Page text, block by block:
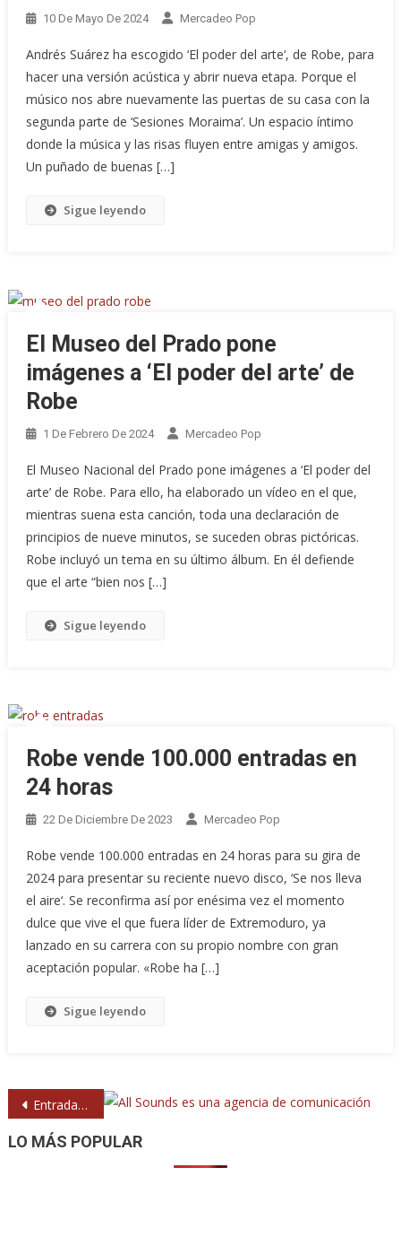
10 De Mayo De 2024 Mercadeo Pop
Andrés Suárez ha escogido ‘El poder del arte‘, de Robe, para
hacer una versión acústica y abrir nueva etapa. Porque el
músico nos abre nuevamente las puertas de su casa con la
segunda parte de ‘Sesiones Moraima’. Un espacio íntimo
donde la música y las risas fluyen entre amigas y amigos.
Un puñado de buenas […]
Sigue leyendo
El Museo del Prado pone
imágenes a ‘El poder del arte’ de
Robe
1 De Febrero De 2024 Mercadeo Pop
El Museo Nacional del Prado pone imágenes a ‘El poder del
arte’ de Robe. Para ello, ha elaborado un vídeo en el que,
mientras suena esta canción, toda una declaración de
principios de nueve minutos, se suceden obras pictóricas.
Robe incluyó un tema en su último álbum. En él defiende
que el arte “bien nos […]
Sigue leyendo
Robe vende 100.000 entradas en
24 horas
22 De Diciembre De 2023 Mercadeo Pop
Robe vende 100.000 entradas en 24 horas para su gira de
2024 para presentar su reciente nuevo disco, ‘Se nos lleva
el aire‘. Se reconfirma así por enésima vez el momento
dulce que vive el que fuera líder de Extremoduro, ya
lanzado en su carrera con su propio nombre con gran
aceptación popular. «Robe ha […]
Sigue leyendo
Navegación
de
Entradas anteriores
LO MÁS POPULAR